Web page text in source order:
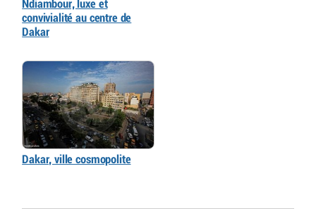
Ndiambour, luxe et
convivialité au centre de
Dakar
Dakar, ville cosmopolite